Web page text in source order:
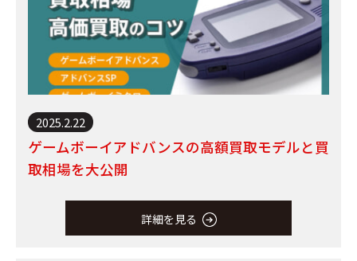
2025.2.22
ゲームボーイアドバンスの高額買取モデルと買
取相場を大公開
詳細を見る